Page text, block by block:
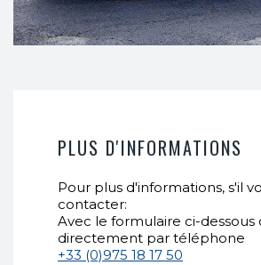
PLUS D'INFORMATIONS
Pour plus d'informations, s'il
contacter:
Avec le formulaire ci-dessous
directement par téléphone
+33 (0)975 18 17 50